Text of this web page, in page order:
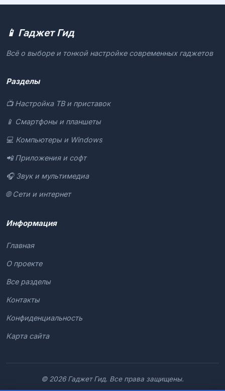
📱 Гаджет Гид
Всё о выборе и тонкой настройке современных гаджетов
Разделы
📺 Настройка ТВ и приставок
📱 Смартфоны и планшеты
💻 Компьютеры и Windows
📲 Приложения и софт
🎧 Звук и мультимедиа
🌐 Сети и интернет
Информация
Главная
О проекте
Все разделы
Контакты
Конфиденциальность
Карта сайта
© 2026 Гаджет Гид. Все права защищены.